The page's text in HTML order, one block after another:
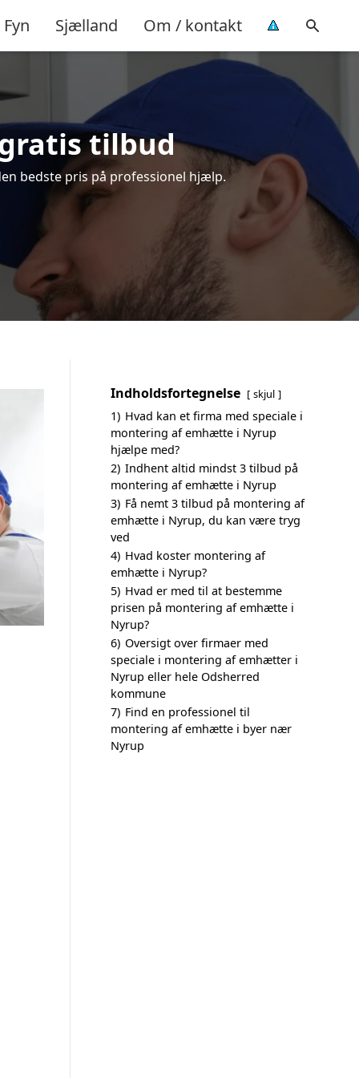
Fyn Sjælland Om / kontakt
tilbud
bedste pris på professionel hjælp.
Indholdsfortegnelse skjul
1) Hvad kan et firma med speciale i
montering af emhætte i Nyrup
hjælpe med?
2) Indhent altid mindst 3 tilbud på
montering af emhætte i Nyrup
3) Få nemt 3 tilbud på montering af
emhætte i Nyrup, du kan være tryg
ved
4) Hvad koster montering af
emhætte i Nyrup?
5) Hvad er med til at bestemme
prisen på montering af emhætte i
Nyrup?
6) Oversigt over firmaer med
speciale i montering af emhætter i
Nyrup eller hele Odsherred
kommune
7) Find en professionel til
montering af emhætte i byer nær
Nyrup